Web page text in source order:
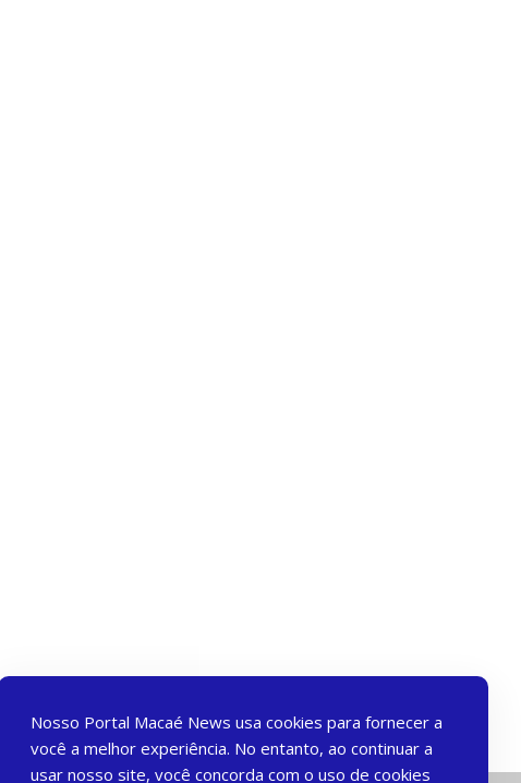
Nosso Portal Macaé News usa cookies para fornecer a
você a melhor experiência. No entanto, ao continuar a
usar nosso site, você concorda com o uso de cookies